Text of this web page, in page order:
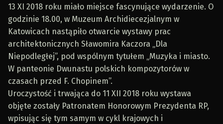
13 XI 2018 roku miało miejsce fascynujące wydarzenie. O
godzinie 18.00, w Muzeum Archidiecezjalnym w
Katowicach nastąpiło otwarcie wystawy prac
architektonicznych Sławomira Kaczora „Dla
Niepodległej”, pod wspólnym tytułem „Muzyka i miasto.
W panteonie Dwunastu polskich kompozytorów w
czasach przed F. Chopinem”.
Uroczystość i trwająca do 11 XII 2018 roku wystawa
objęte zostały Patronatem Honorowym Prezydenta RP,
wpisując się tym samym w cykl krajowych i